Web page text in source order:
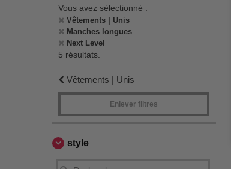
Vous avez sélectionné :
Vêtements | Unis
Manches longues
Next Level
5 résultats.
Vêtements | Unis
Enlever filtres
style